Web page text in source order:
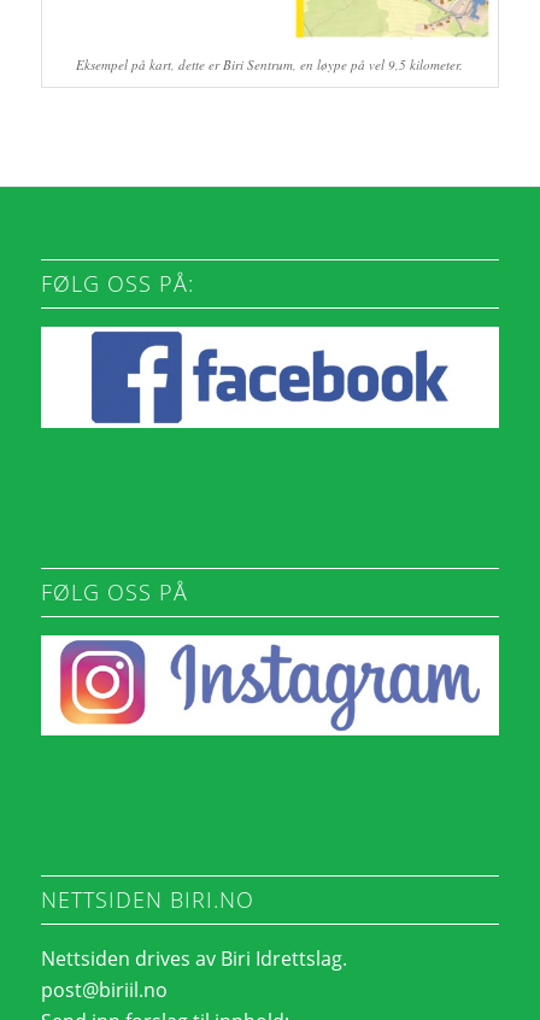
Eksempel på kart, dette er Biri Sentrum, en løype på vel 9,5 kilometer.
FØLG OSS PÅ:
FØLG OSS PÅ
NETTSIDEN BIRI.NO
Nettsiden drives av Biri Idrettslag.
post@biriil.no